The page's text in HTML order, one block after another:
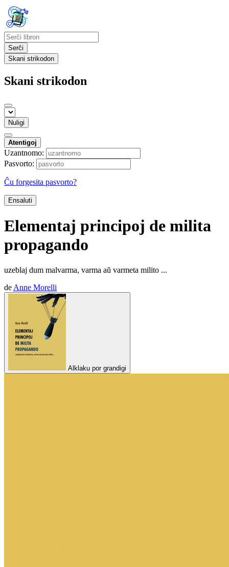
Serĉi
Skani strikodon
Skani strikodon
Nuligi
Atentigoj
Uzantnomo:
Pasvorto:
Ĉu forgesita pasvorto?
Ensaluti
Elementaj principoj de milita
propagando
uzeblaj dum malvarma, varma aŭ varmeta milito ...
de Anne Morelli
Alklaku por grandigi